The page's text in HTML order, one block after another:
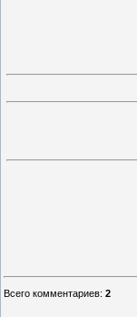
Всего комментариев: 2